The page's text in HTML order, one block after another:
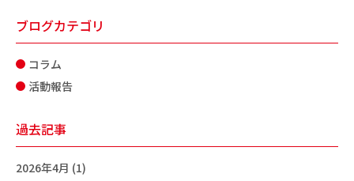
ブログカテゴリ
コラム
活動報告
過去記事
2026年4月 (1)